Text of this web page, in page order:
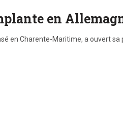
en
en Charente-Maritime, a ouvert